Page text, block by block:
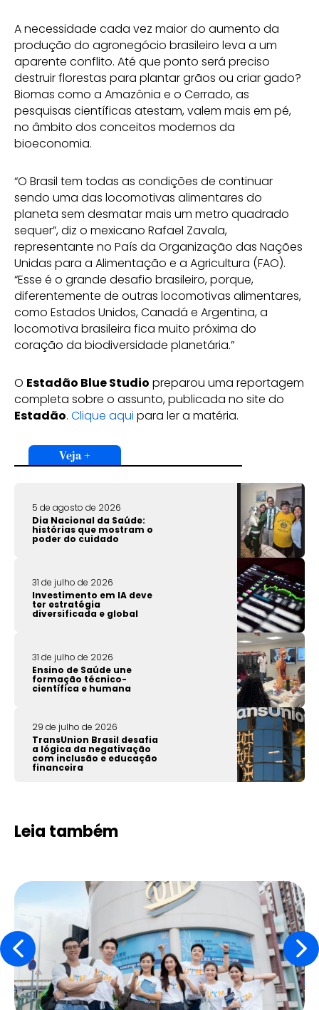
A necessidade cada vez maior do aumento da
produção do agronegócio brasileiro leva a um
aparente conflito. Até que ponto será preciso
destruir florestas para plantar grãos ou criar gado?
Biomas como a Amazônia e o Cerrado, as
pesquisas científicas atestam, valem mais em pé,
no âmbito dos conceitos modernos da
bioeconomia.
“O Brasil tem todas as condições de continuar
sendo uma das locomotivas alimentares do
planeta sem desmatar mais um metro quadrado
sequer”, diz o mexicano Rafael Zavala,
representante no País da Organização das Nações
Unidas para a Alimentação e a Agricultura (FAO).
“Esse é o grande desafio brasileiro, porque,
diferentemente de outras locomotivas alimentares,
como Estados Unidos, Canadá e Argentina, a
locomotiva brasileira fica muito próxima do
coração da biodiversidade planetária.”
O Estadão Blue Studio preparou uma reportagem
completa sobre o assunto, publicada no site do
Estadão. Clique aqui para ler a matéria.
Veja +
5 de agosto de 2026
Dia Nacional da Saúde:
histórias que mostram o
poder do cuidado
31 de julho de 2026
Investimento em IA deve
ter estratégia
diversificada e global
31 de julho de 2026
Ensino de Saúde une
formação técnico-
científica e humana
29 de julho de 2026
TransUnion Brasil desafia
a lógica da negativação
com inclusão e educação
financeira
Leia também